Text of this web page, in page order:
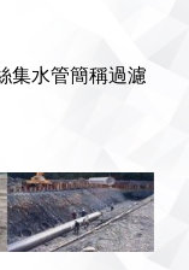
集水管簡稱過濾